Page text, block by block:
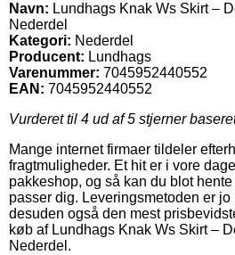
Navn: Lundhags Knak Ws Skirt –
Nederdel
Kategori: Nederdel
Producent: Lundhags
Varenummer: 7045952440552
EAN: 7045952440552
Vurderet til 4 ud af 5 stjerner
Mange internet firmaer tildeler
fragtmuligheder. Et hit er i vore
pakkeshop, og så kan du blot
passer dig. Leveringsmetoden er
desuden også den mest
køb af Lundhags Knak Ws Skirt –
Nederdel.